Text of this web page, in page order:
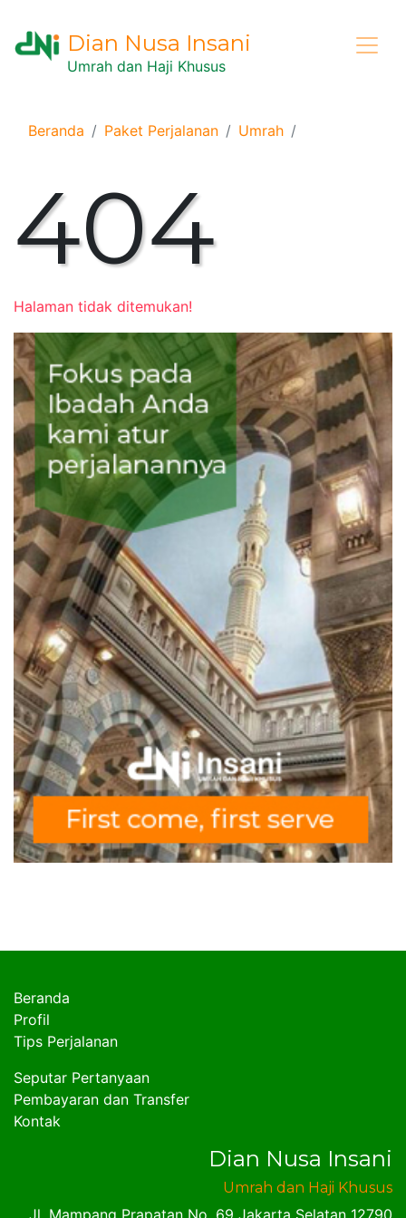
Dian Nusa Insani
Umrah dan Haji Khusus
Beranda Paket Perjalanan Umrah
404
Halaman tidak ditemukan!
Beranda
Profil
Tips Perjalanan
Seputar Pertanyaan
Pembayaran dan Transfer
Kontak
Dian Nusa Insani
Umrah dan Haji Khusus